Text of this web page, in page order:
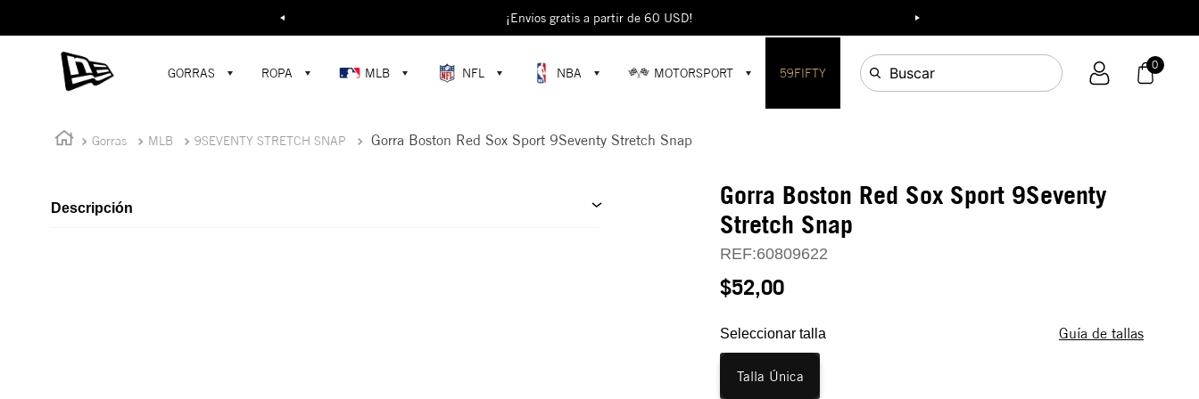
Buscar... ¡Envíos gratis a partir de 60 USD!
GORRAS ROPA MLB NFL NBA MOTORSPORT 59FIFTY Buscar 0
Gorras MLB 9SEVENTY STRETCH SNAP Gorra Boston Red Sox Sport 9Seventy Stretch Snap
Descripción
Gorra Boston Red Sox Sport 9Seventy
Stretch Snap
REF:60809622
$52,00
Seleccionar talla Guía de tallas
Talla Única